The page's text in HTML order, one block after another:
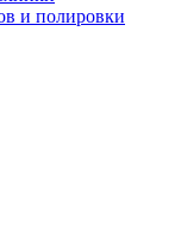
и полировки